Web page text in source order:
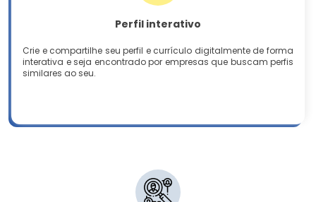
Perfil interativo
Crie e compartilhe seu perfil e currículo digitalmente de forma
interativa e seja encontrado por empresas que buscam perfis
similares ao seu.